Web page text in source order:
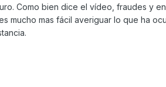
Como bien dice el vídeo, fraudes y
mucho mas fácil averiguar lo que ha